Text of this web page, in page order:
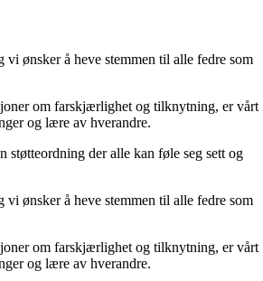
ønsker å heve stemmen til alle fedre som
om farskjærlighet og tilknytning, er vårt
og lære av hverandre.
støtteordning der alle kan føle seg sett og
ønsker å heve stemmen til alle fedre som
om farskjærlighet og tilknytning, er vårt
og lære av hverandre.